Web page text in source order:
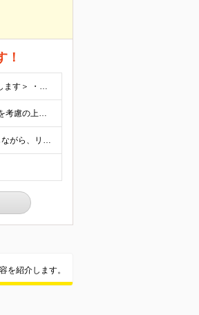
！
■学歴不問 ■開発エンジニアとしての実務経験（言語・年数不問） ＜以下のような方を歓迎します＞ ・モダンな技術にチャレンジしたい方 ・新しい領域にチャレンジしたい方
■月給35万円～75万円 ★前職給与保障 ★年間平均昇給率約10％ ※月給額は、経験・スキルを考慮の上、決定いたします ※上記月給額には、みなし残業代3万円～7万円（月20時間分）が含まれています 月20時間を超える残業が発生した場合は別途時間外手当を全額支給いたします ※試用期間はありません 【年間平均昇給率約10％】 「業界最高水準の報酬を実現する」ことも当社の目標の1つ。 スキルを磨き、成果を上げた分はしっかり還元します！
＜リモート率100％＞ ・フルリモート95％ ・ハイブリッド5% ★30％の社員が地方に在住しながら、リモート環境でプロジェクトに参画しています。全国どこにお住まいでも働ける環境が整っています。まずはお気軽にご応募ください！ ■本社：東京都港区南青山3-8-40 青山センタービル2F ※屋内全面禁煙 (変更の範囲)上記を除く当社関連勤務地
を紹介します。